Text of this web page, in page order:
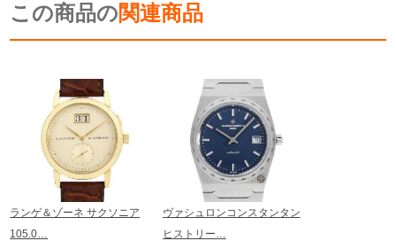
この商品の関連商品
ランゲ＆ゾーネ サクソニア
105.0…
ヴァシュロンコンスタンタン
ヒストリー…
ます。
の掲載を控えております。
※当店では店頭販売も行っております為、サイトでのご注文と店頭処理との時
間差で在庫切れになる場合がございます。
予めご了承くださいませ。
また、ご来店にてご購入を希望される場合にも、事前に在庫の確認をお電話か
メールにてお問い合わせいただけますようお願いいたします。
※アンティーク品やユーズド品の場合、外装および内部機械に代替部品を使用
している場合がございます。
※表示の定価は、入荷時の価格となっております。
現在の定価と異なる場合がございますのでご了承くださいませ。